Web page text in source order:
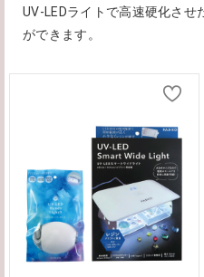
UV-LEDライトで高速硬化させ
ができます。